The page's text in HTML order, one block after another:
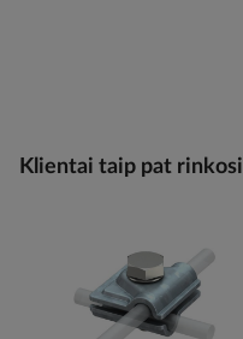
Klientai taip pat rinkosi